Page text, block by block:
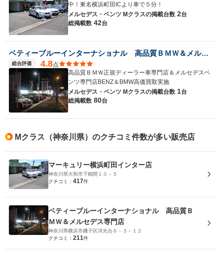
中！東名横浜町田ICより車で５分！
メルセデス・ベンツ Mクラスの掲載台数 2台
総掲載数 42台
ベティーブルーインターナショナル 高品質ＢＭＷ＆メルセデス専門店
総合評価 4.8点
高品質ＢＭＷ正規ディーラー車専門店＆メルセデスベ
ンツ専門店BENZ＆BMW高価買取実施
メルセデス・ベンツ Mクラスの掲載台数 1台
総掲載数 80台
Mクラス（神奈川県）のクチコミ件数が多い販売店
マーキュリー横浜町田インター店
神奈川県大和市下鶴間１０－５
クチコミ： 417件
ベティーブルーインターナショナル 高品質Ｂ
ＭＷ＆メルセデス専門店
神奈川県横浜市磯子区洋光台６－３－１２
クチコミ： 211件